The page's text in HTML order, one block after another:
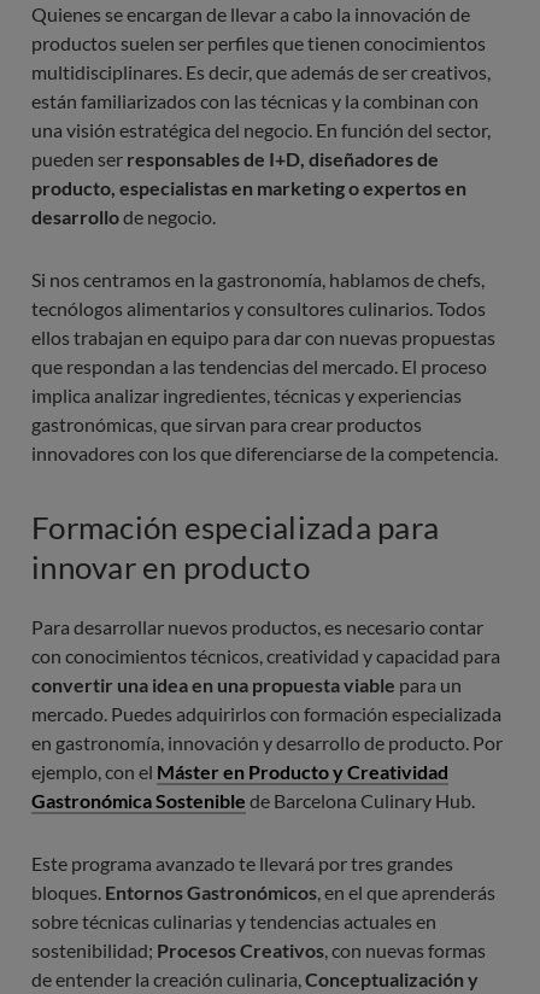
Quienes se encargan de llevar a cabo la innovación de
productos suelen ser perfiles que tienen conocimientos
multidisciplinares. Es decir, que además de ser creativos,
están familiarizados con las técnicas y la combinan con
una visión estratégica del negocio. En función del sector,
pueden ser responsables de I+D, diseñadores de
producto, especialistas en marketing o expertos en
desarrollode negocio.
Si nos centramos en la gastronomía, hablamos de chefs,
tecnólogos alimentarios y consultores culinarios. Todos
ellos trabajan en equipo para dar con nuevas propuestas
que respondan a las tendencias del mercado. El proceso
implica analizar ingredientes, técnicas y experiencias
gastronómicas, que sirvan para crear productos
innovadores con los que diferenciarse de la competencia.
Formación especializada para
innovar en producto
Para desarrollar nuevos productos, es necesario contar
con conocimientos técnicos, creatividad y capacidad para
convertir una idea en una propuesta viable para un
mercado. Puedes adquirirlos con formación especializada
en gastronomía, innovación y desarrollo de producto. Por
ejemplo, con el Máster en Producto y Creatividad
Gastronómica Sostenible de Barcelona Culinary Hub.
Este programa avanzado te llevará por tres grandes
bloques. Entornos Gastronómicos, en el que aprenderás
sobre técnicas culinarias y tendencias actuales en
sostenibilidad; Procesos Creativos, con nuevas formas
de entender la creación culinaria,Conceptualización y